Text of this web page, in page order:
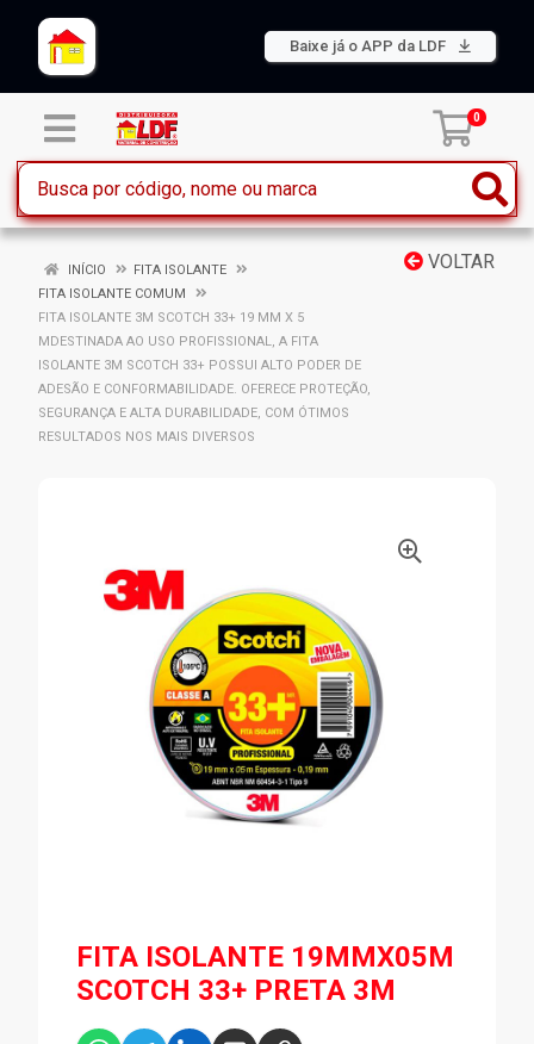
Baixe já o APP da LDF
0
VOLTAR
INÍCIO
FITA ISOLANTE
FITA ISOLANTE COMUM
FITA ISOLANTE 3M SCOTCH 33+ 19 MM X 5
MDESTINADA AO USO PROFISSIONAL, A FITA
ISOLANTE 3M SCOTCH 33+ POSSUI ALTO PODER DE
ADESÃO E CONFORMABILIDADE. OFERECE PROTEÇÃO,
SEGURANÇA E ALTA DURABILIDADE, COM ÓTIMOS
RESULTADOS NOS MAIS DIVERSOS
FITA ISOLANTE 19MMX05M
SCOTCH 33+ PRETA 3M